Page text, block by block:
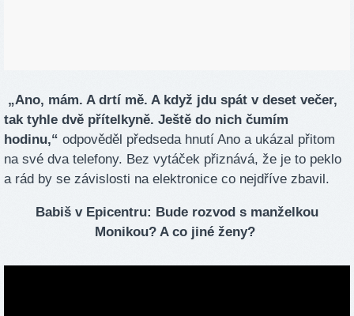
„Ano, mám. A drtí mě. A když jdu spát v deset večer,
tak tyhle dvě přítelkyně. Ještě do nich čumím
hodinu,“ odpověděl předseda hnutí Ano a ukázal přitom
na své dva telefony. Bez vytáček přiznává, že je to peklo
a rád by se závislosti na elektronice co nejdříve zbavil.
Babiš v Epicentru: Bude rozvod s manželkou
Monikou? A co jiné ženy?